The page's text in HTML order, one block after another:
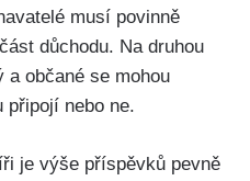
musí povinně
důchodu. Na druhou
a občané se mohou
připojí nebo ne.
je výše příspěvků pevně